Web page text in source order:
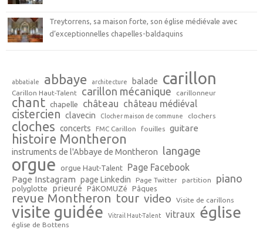
Treytorrens, sa maison forte, son église médiévale avec
d’exceptionnelles chapelles-baldaquins
abbatiale abbaye architecture balade carillon
Carillon Haut-Talent carillon mécanique carillonneur
chant chapelle château château médiéval
cistercien clavecin Clocher maison de commune clochers
cloches concerts FMC Carillon fouilles guitare
histoire Montheron
instruments de l'Abbaye de Montheron langage
orgue orgue Haut-Talent Page Facebook
Page Instagram page Linkedin Page Twitter partition piano
polyglotte prieuré PâKOMUZé Pâques
revue Montheron tour video Visite de carillons
visite guidée Vitrail Haut-Talent vitraux église
église de Bottens